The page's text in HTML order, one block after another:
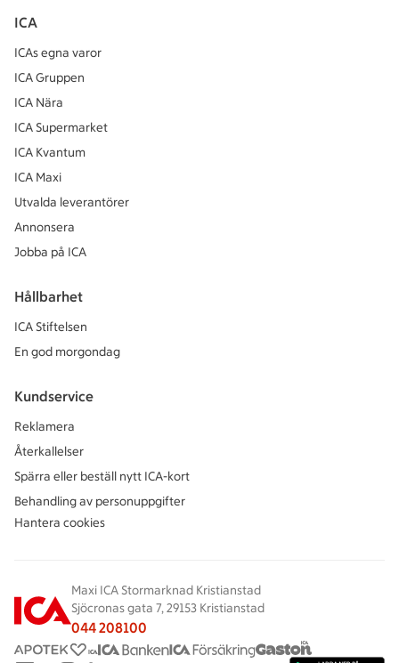
ICA
ICAs egna varor
ICA Gruppen
ICA Nära
ICA Supermarket
ICA Kvantum
ICA Maxi
Utvalda leverantörer
Annonsera
Jobba på ICA
Hållbarhet
ICA Stiftelsen
En god morgondag
Kundservice
Reklamera
Återkallelser
Spärra eller beställ nytt ICA-kort
Behandling av personuppgifter
Hantera cookies
Maxi ICA Stormarknad Kristianstad
Sjöcronas gata 7, 29153 Kristianstad
044 208100